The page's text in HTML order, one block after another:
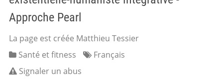
Approche Pearl
La page est créée Matthieu Tessier
Santé et fitness
Français
Signaler un abus